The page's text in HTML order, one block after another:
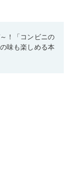
！「コンビニの
味も楽しめる本